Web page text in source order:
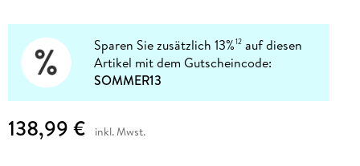
Sparen Sie zusätzlich 13%12 auf diesen
Artikel mit dem Gutscheincode:
SOMMER13
138,99 € inkl. Mwst.